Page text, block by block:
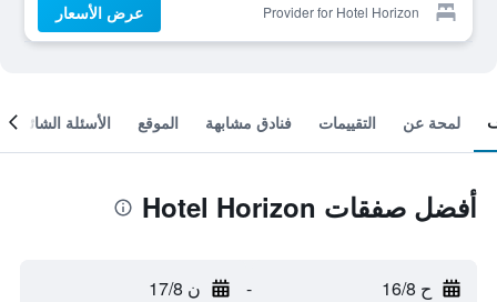
Provider for Hotel Horizon عرض الأسعار
لمحة عن التقييمات فنادق مشابهة الموقع الأسئلة الشائعة
أفضل صفقات Hotel Horizon
ح 16/8 - ن 17/8